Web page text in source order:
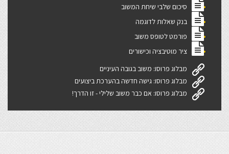
סיכום שלבי שיחת המשוב
בנק שאלות לדוגמה
פורמט לטופס משוב
ציר מוטיבציה וכישורים
מבלוג פרוסו: משוב בגובה העיניים
מבלוג פרוסו: גישה חדשה בהערכת ביצועים
מבלוג פרוסו: אם כבר משוב שלילי - זו הדרך!